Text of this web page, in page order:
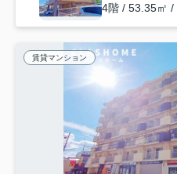
4階 / 53.35㎡ /
賃貸マンション